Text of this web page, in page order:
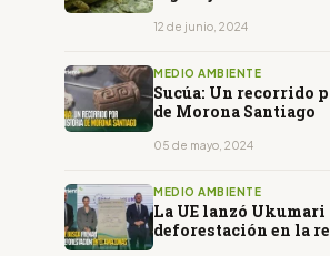
12 de junio, 2024
MEDIO AMBIENTE
Sucúa: Un recorrido
de Morona Santiago
05 de mayo, 2024
MEDIO AMBIENTE
La UE lanzó
deforestación en la